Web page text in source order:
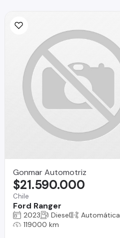
Gonmar Automotriz
Chile
Ford Ranger
$21.590.000
2023 Diesel
Automática
119000 km